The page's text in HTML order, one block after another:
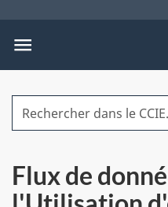
menu
CCEI
menu
item
Flux de